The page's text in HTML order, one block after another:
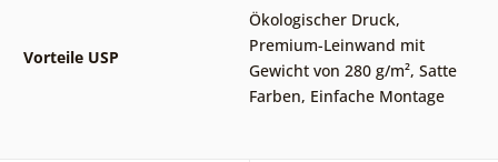
Vorteile USP
Ökologischer Druck,
Premium-Leinwand mit
Gewicht von 280 g/m², Satte
Farben, Einfache Montage